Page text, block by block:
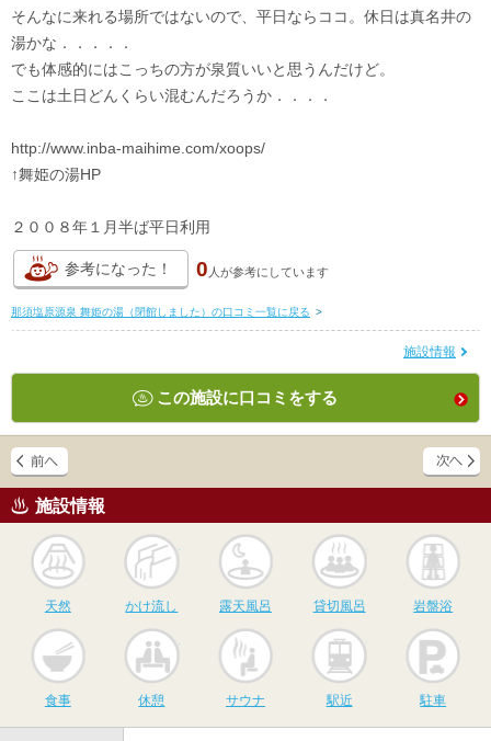
そんなに来れる場所ではないので、平日ならココ。休日は真名井の
湯かな．．．．．
でも体感的にはこっちの方が泉質いいと思うんだけど。
ここは土日どんくらい混むんだろうか．．．．
http://www.inba-maihime.com/xoops/
↑舞姫の湯HP
２００８年１月半ば平日利用
参考になった！ 0 人が参考にしています
那須塩原源泉 舞姫の湯（閉館しました）の口コミ一覧に戻る >
施設情報
この施設に口コミをする
施設情報
天然
かけ流し
かけ流し
露天風呂
露天風呂
貸切風呂
貸切風呂 岩盤浴
食事 休憩
サウナ
サウナ 駅近 駐車